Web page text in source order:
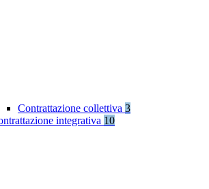
Contrattazione collettiva 3
integrativa 10